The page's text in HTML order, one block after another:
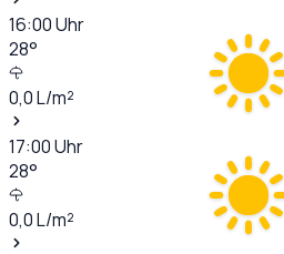
16:00Uhr
28°
0,0L/m²
17:00Uhr
28°
0,0L/m²